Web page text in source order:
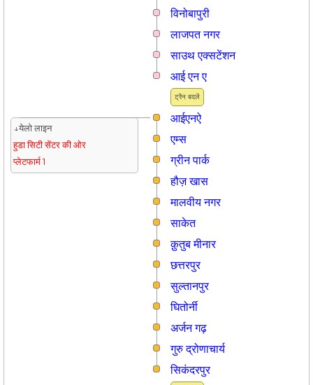
विनोबापुरी
लाजपत नगर
साउथ एक्सटेंशन
ट्रैन बदलें
आई एन ए
आईएनऐ
↓येलो लाइन
हुडा सिटी सेंटर की ओर
प्लेटफार्म 1
एम्स
ग्रीन पार्क
हौज़ खास
मालवीय नगर
साकेत
क़ुतुब मीनार
छत्तरपुर
सुल्तानपुर
घितोर्नी
अर्जन गढ़
गुरु द्रोणाचार्य
सिकंदरपुर